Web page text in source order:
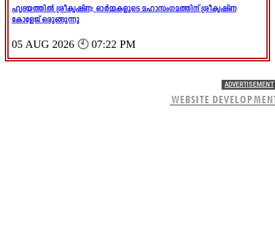
ഹൃദയത്തിൽ ശ്രീകൃഷ്ണ; ഓർമ്മകളുടെ മഹാസംഗമത്തിന് ശ്രീകൃഷ്ണ
കോളേജ് ഒരുങ്ങുന്നു
05 AUG 2026 🕙 07:22 PM
ADVERTISEMENT
WEBSITE